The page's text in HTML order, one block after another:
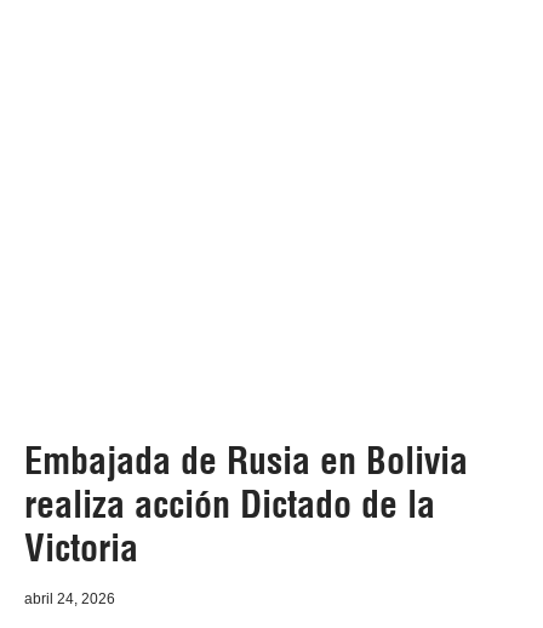
Embajada de Rusia en Bolivia
realiza acción Dictado de la
Victoria
abril 24, 2026